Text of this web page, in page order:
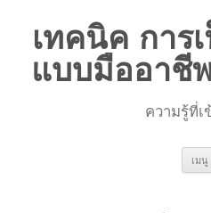
เทคนิค การ
แบบมืออาชี
ความรู้ที่เ
เมนู